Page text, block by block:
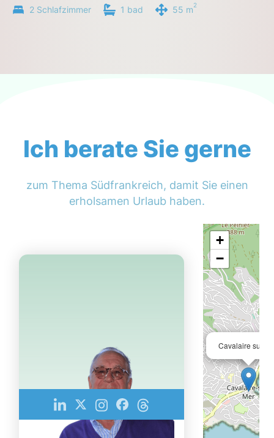
2 Schlafzimmer 1 bad 55 m2
Ich berate Sie gerne
zum Thema Südfrankreich, damit Sie einen
erholsamen Urlaub haben.
Cavalaire sur
+
−